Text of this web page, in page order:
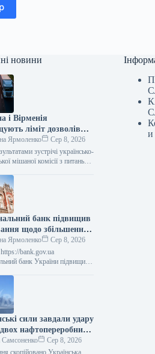
новини
і Вірменія
ліміт дозволів
перевезень на
Ярмоленко
Сер 8, 2026
зустрічі українсько-
мішаної комісії з питань
Україна разом із
прийняли рішення про
банк підвищив
щодо збільшення
у третьому
2026 року до 2,1%, а
кварталі 2026
Ярмоленко
Сер 8, 2026
bank.gov.ua
банк України підвищив
зростання на 2,1% у…
сили завдали удару
нафтопереробних
у Росії, повідомив
штаб.
Сер 8, 2026
скопійовано Українська
и